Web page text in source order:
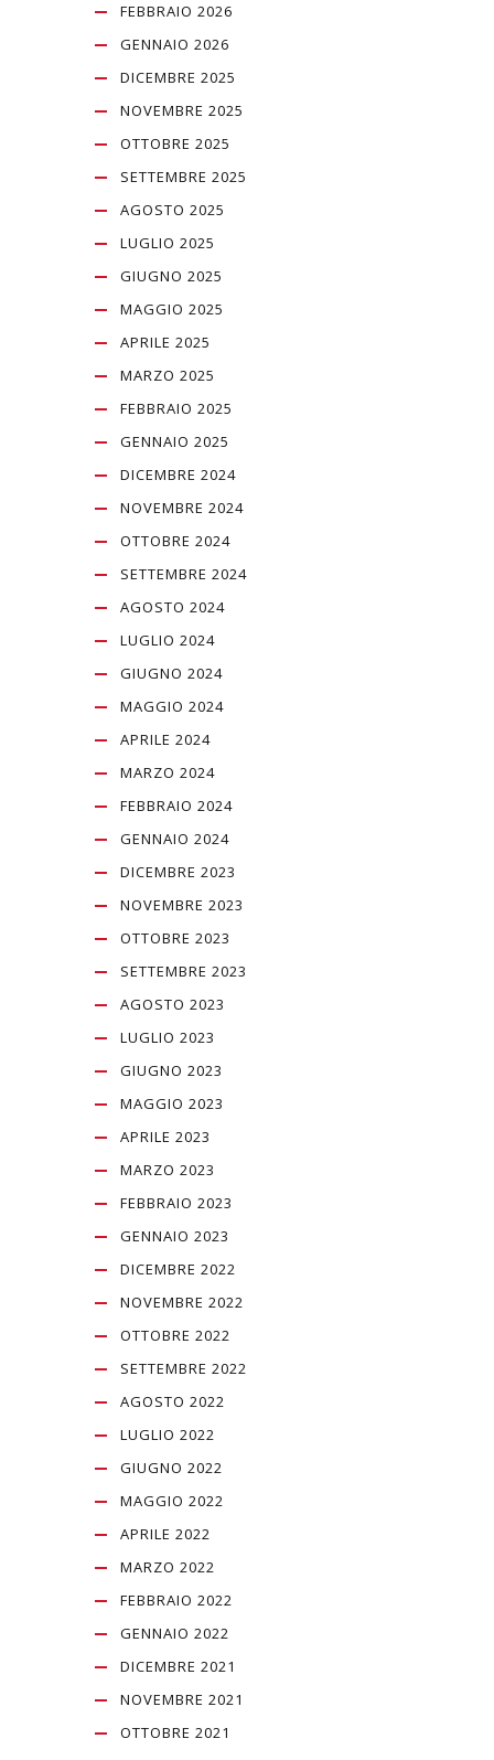
FEBBRAIO 2026
GENNAIO 2026
DICEMBRE 2025
NOVEMBRE 2025
OTTOBRE 2025
SETTEMBRE 2025
AGOSTO 2025
LUGLIO 2025
GIUGNO 2025
MAGGIO 2025
APRILE 2025
MARZO 2025
FEBBRAIO 2025
GENNAIO 2025
DICEMBRE 2024
NOVEMBRE 2024
OTTOBRE 2024
SETTEMBRE 2024
AGOSTO 2024
LUGLIO 2024
GIUGNO 2024
MAGGIO 2024
APRILE 2024
MARZO 2024
FEBBRAIO 2024
GENNAIO 2024
DICEMBRE 2023
NOVEMBRE 2023
OTTOBRE 2023
SETTEMBRE 2023
AGOSTO 2023
LUGLIO 2023
GIUGNO 2023
MAGGIO 2023
APRILE 2023
MARZO 2023
FEBBRAIO 2023
GENNAIO 2023
DICEMBRE 2022
NOVEMBRE 2022
OTTOBRE 2022
SETTEMBRE 2022
AGOSTO 2022
LUGLIO 2022
GIUGNO 2022
MAGGIO 2022
APRILE 2022
MARZO 2022
FEBBRAIO 2022
GENNAIO 2022
DICEMBRE 2021
NOVEMBRE 2021
OTTOBRE 2021